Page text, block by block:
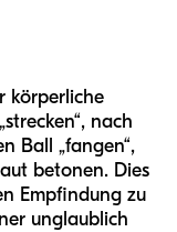
körperliche
nach
Ball „fangen“,
betonen. Dies
Empfindung zu
unglaublich